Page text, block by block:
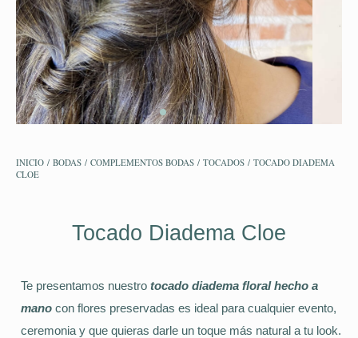
INICIO / BODAS / COMPLEMENTOS BODAS / TOCADOS / TOCADO DIADEMA
CLOE
Tocado Diadema Cloe
Te presentamos nuestro tocado diadema floral hecho a
mano con flores preservadas es ideal para cualquier evento,
ceremonia y que quieras darle un toque más natural a tu look.